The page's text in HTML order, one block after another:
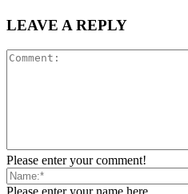
LEAVE A REPLY
Please enter your comment!
Please enter your name here